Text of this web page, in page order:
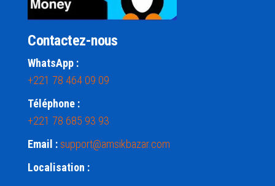
Contactez-nous
WhatsApp :
+221 78 464 09 09
Téléphone :
+221 78 685 93 93
Email : support@amsikbazar.com
Localisation :